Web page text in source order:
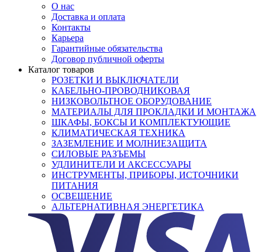
О нас
Доставка и оплата
Контакты
Карьера
Гарантийные обязательства
Договор публичной оферты
Каталог товаров
РОЗЕТКИ И ВЫКЛЮЧАТЕЛИ
КАБЕЛЬНО-ПРОВОДНИКОВАЯ
НИЗКОВОЛЬТНОЕ ОБОРУДОВАНИЕ
МАТЕРИАЛЫ ДЛЯ ПРОКЛАДКИ И МОНТАЖА
ШКАФЫ, БОКСЫ И КОМПЛЕКТУЮЩИЕ
КЛИМАТИЧЕСКАЯ ТЕХНИКА
ЗАЗЕМЛЕНИЕ И МОЛНИЕЗАЩИТА
СИЛОВЫЕ РАЗЪЕМЫ
УДЛИНИТЕЛИ И АКСЕССУАРЫ
ИНСТРУМЕНТЫ, ПРИБОРЫ, ИСТОЧНИКИ
ПИТАНИЯ
ОСВЕЩЕНИЕ
АЛЬТЕРНАТИВНАЯ ЭНЕРГЕТИКА